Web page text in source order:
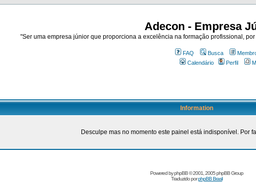
Adecon - Empresa
"Ser uma empresa júnior que proporciona a excelência na formação profissional,
FAQ Busca
Calendário
Perfil
Information
Desculpe mas no momento este painel está indisponível. Por
Powered byphpBB© 2001, 2005 phpBB Group
Traduzido porphpBB Brasil